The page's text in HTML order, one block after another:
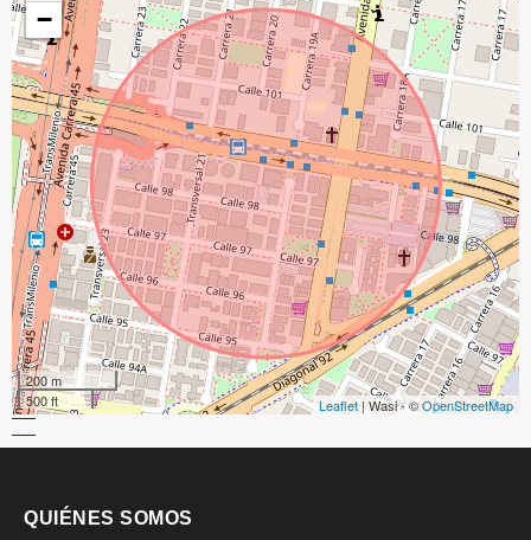
−
200 m
500 ft
Leaflet | Wasi - ©OpenStreetMap
QUIÉNES SOMOS